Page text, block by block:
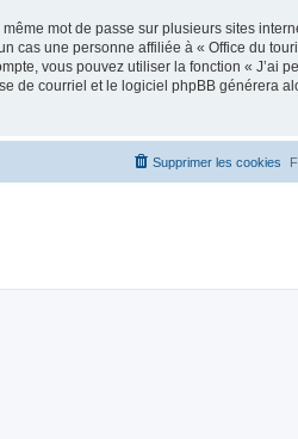
mot de passe sur plusieurs sites
cas une personne affiliée à « Office du
vous pouvez utiliser la fonction « J’ai
de courriel et le logiciel phpBB générera
Supprimer les cookies